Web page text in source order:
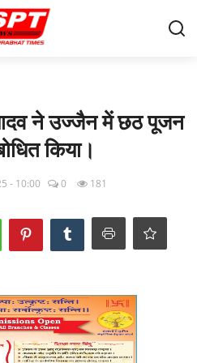
ने उज्जैन में छठ पूजन
किया।
- 10:00 0 181